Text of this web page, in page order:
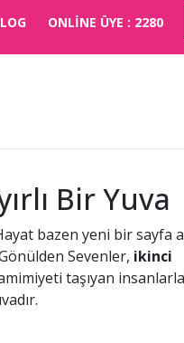
ONLİNE ÜYE : 2280
Bir Yuva
bazen yeni bir sayfa
Sevenler, ikinci
taşıyan